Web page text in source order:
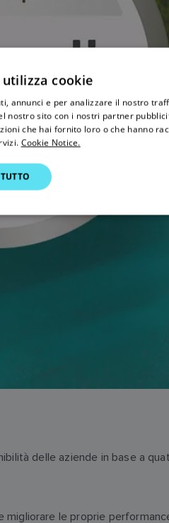
delle aziende in base a
le proprie
cookie
annunci e per analizzare il nostro
nostro sito con i nostri partner
che hai fornito loro o che hanno
Cookie Notice.